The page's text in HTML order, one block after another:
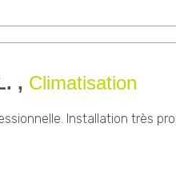
, Climatisation
Installation très